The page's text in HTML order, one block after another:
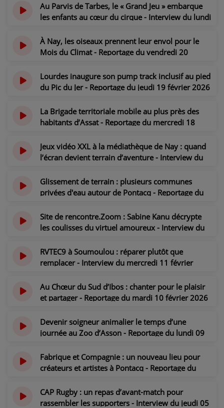
Au Parvis de Tarbes, le « Grand Jeu » embarque
les enfants au cœur du cirque - Interview du lundi
il y a 5 mois
À Nay, les oiseaux prennent leur envol pour le
Mois du Climat - Reportage du vendredi 20
il y a 5 mois
Lourdes inaugure son pump track inclusif au pied
du Pic du Jer - Reportage du jeudi 19 février 2026
La Brigade territoriale mobile au plus près des
habitants d’Assat - Reportage du mercredi 18
il y a 5 mois
Jeux vidéo XXL à la médiathèque de Nay : quand
l’écran devient terrain d’aventure - Interview du
il y a 5 mois
Glissement de terrain : plusieurs communes
privées d'eau autour de Pontacq - Reportage du
il y a 5 mois
Site de rencontre.Zoom : Sabine Kanu décrypte
les coulisses du virtuel amoureux - Interview du
il y a 5 mois
RVTEC9 à Soumoulou : réparer plutôt que
remplacer - Interview du mercredi 11 février
il y a 5 mois
Au Chœur du Sud d’Ibos : chanter pour le plaisir
et partager - Reportage du mardi 10 février 2026
Devenir soigneur animalier le temps d’une
journée au Zoo d’Asson - Reportage du lundi 09
il y a 5 mois
Fabrique et Compagnie : un nouveau lieu pour
créateurs et artistes à Pontacq - Reportage du
il y a 5 mois
CAP Rugby : un repas d’avant-match pour
rassembler les supporters - Interview du jeudi 05